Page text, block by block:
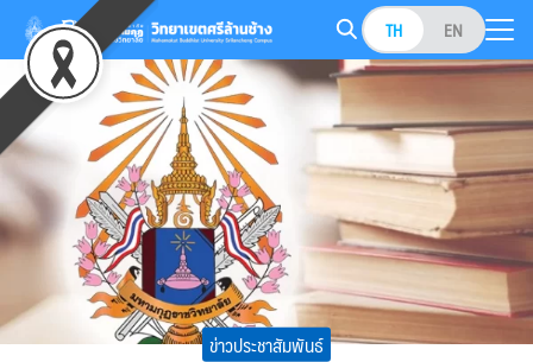
Skip
content
TH EN
Search
for:
ข่าวประชาสัมพันธ์